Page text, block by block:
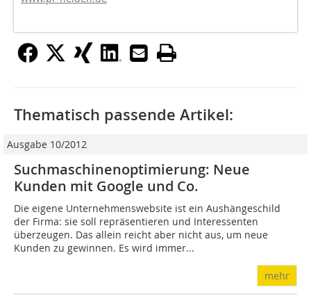
Thematisch passende Artikel:
Ausgabe 10/2012
Suchmaschinenoptimierung: Neue
Kunden mit Google und Co.
Die eigene Unternehmenswebsite ist ein Aushängeschild
der Firma: sie soll repräsentieren und Interessenten
überzeugen. Das allein reicht aber nicht aus, um neue
Kunden zu gewinnen. Es wird immer...
mehr